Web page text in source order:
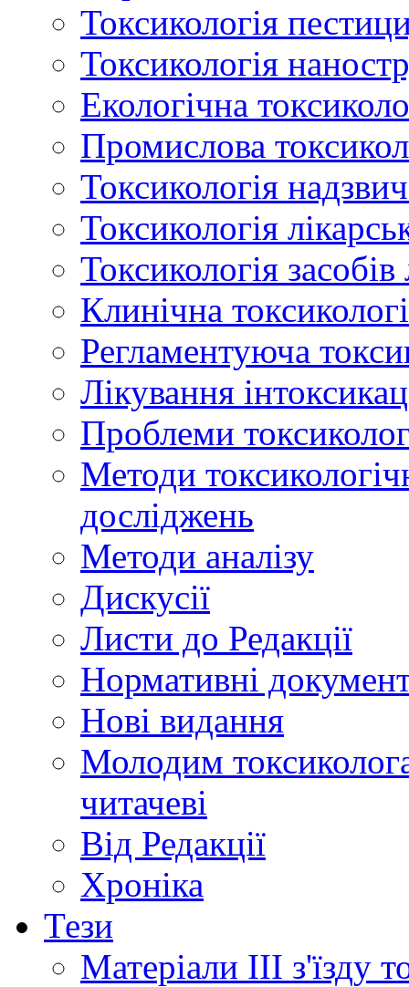
Токсикологія
Токсикологія
Екологічна
Промислова
Токсикологія
Токсикологія
Токсикологія
Клинічна
Регламентуюча
Лікування
Проблеми
Методи
досліджень
Методи аналізу
Дискусії
Листи до Редакції
Нормативні
Нові видання
Молодим
читачеві
Від Редакції
Хроніка
Тези
Матеріали ІІІ з'їзду